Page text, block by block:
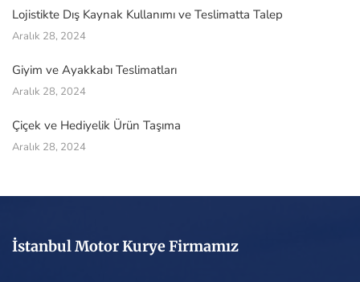
Lojistikte Dış Kaynak Kullanımı ve Teslimatta Talep
Aralık 28, 2024
Giyim ve Ayakkabı Teslimatları
Aralık 28, 2024
Çiçek ve Hediyelik Ürün Taşıma
Aralık 28, 2024
İstanbul Motor Kurye Firmamız